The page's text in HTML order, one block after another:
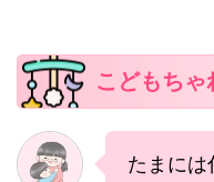
こどもちゃ
たまには